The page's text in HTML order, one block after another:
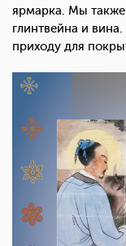
ярмарка. Мы также
глинтвейна и
приходу для